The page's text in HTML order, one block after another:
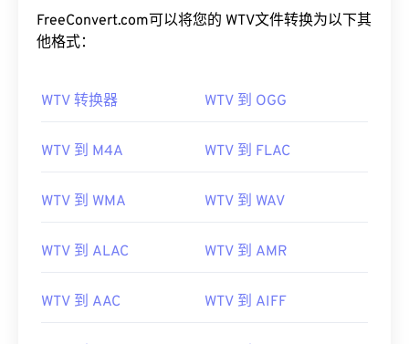
FreeConvert.com可以将您的 WTV文件转换为以下其
他格式：
WTV 转换器 WTV 到 OGG
WTV 到 M4A WTV 到 FLAC
WTV 到 WMA WTV 到 WAV
WTV 到 ALAC WTV 到 AMR
WTV 到 AAC WTV 到 AIFF